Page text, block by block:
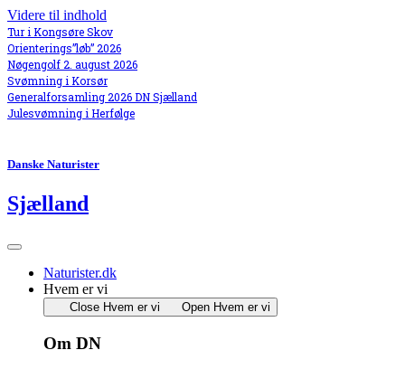
Videre til indhold
Tur i Kongsøre Skov
Orienterings”løb” 2026
Nøgengolf 2. august 2026
Svømning i Korsør
Generalforsamling 2026 DN Sjælland
Julesvømning i Herfølge
Danske Naturister
Sjælland
Naturister.dk
Hvem er vi
Close Hvem er vi Open Hvem er vi
Om DN